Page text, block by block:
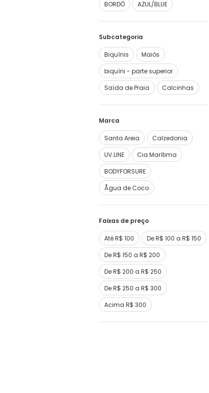
BORDÔ
AZUL/BLUE
Subcategoria
Biquínis
Maiôs
biquíni - parte superior
Saída de Praia
Calcinhas
Marca
Santa Areia
Calzedonia
UV.LINE
Cia Marítima
BODYFORSURE
Ågua de Coco
Faixas de preço
Até R$ 100
De R$ 100 a R$ 150
De R$ 150 a R$ 200
De R$ 200 a R$ 250
De R$ 250 a R$ 300
Acima R$ 300